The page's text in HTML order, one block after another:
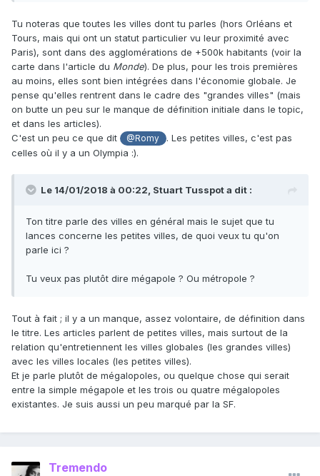
mouvement de population depuis le nord nord-est vers les
sud sud-ouest me semble-t-il.
Quant aux villes d’une taille inférieure, elles survivent si
elles sont à proximité de grandes villes.
Tu noteras que toutes les villes dont tu parles (hors Orléans et
Tours, mais qui ont un statut particulier vu leur proximité avec
Paris), sont dans des agglomérations de +500k habitants (voir la
carte dans l'article du Monde). De plus, pour les trois premières
au moins, elles sont bien intégrées dans l'économie globale. Je
pense qu'elles rentrent dans le cadre des "grandes villes" (mais
on butte un peu sur le manque de définition initiale dans le topic,
et dans les articles).
C'est un peu ce que dit
@Romy
. Les petites villes, c'est pas
celles où il y a un Olympia :).
Le 14/01/2018 à 00:22, Stuart Tusspota dit :
Ton titre parle des villes en général mais le sujet que tu
lances concerne les petites villes, de quoi veux tu qu'on
parle ici ?
Tu veux pas plutôt dire mégapole ? Ou métropole ?
Tout à fait ; il y a un manque, assez volontaire, de définition dans
le titre. Les articles parlent de petites villes, mais surtout de la
relation qu'entretiennent les villes globales (les grandes villes)
avec les villes locales (les petites villes).
Et je parle plutôt de mégalopoles, ou quelque chose qui serait
entre la simple mégapole et les trois ou quatre mégalopoles
existantes. Je suis aussi un peu marqué par la SF.
Tremendo